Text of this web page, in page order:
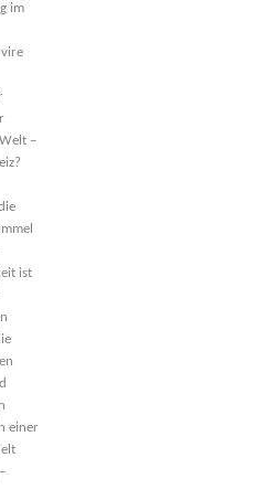
im
–
ist
einer